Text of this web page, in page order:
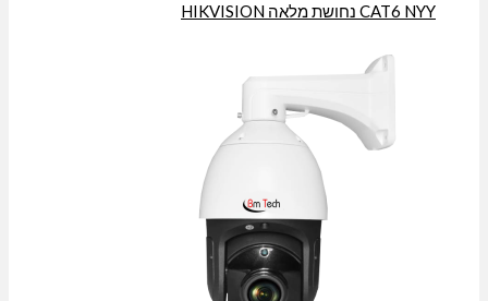
CAT6 NYY נחושת מלאה HIKVISION